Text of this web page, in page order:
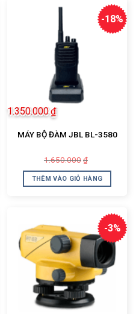
-18%
MÁY BỘ ĐÀM JBL BL-3580
1.650.000 ₫
là:
1.650.000₫.
1.350.000₫
tại
là:
THÊM VÀO GIỎ HÀNG
-3%